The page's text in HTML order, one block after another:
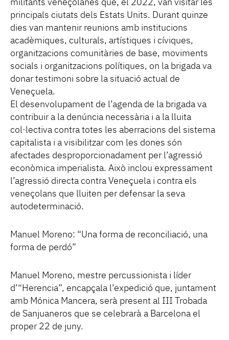
militants veneçolanes que, el 2022, van visitar les
principals ciutats dels Estats Units. Durant quinze
dies van mantenir reunions amb institucions
acadèmiques, culturals, artístiques i cíviques,
organitzacions comunitàries de base, moviments
socials i organitzacions polítiques, on la brigada va
donar testimoni sobre la situació actual de
Veneçuela.
El desenvolupament de l’agenda de la brigada va
contribuir a la denúncia necessària i a la lluita
col·lectiva contra totes les aberracions del sistema
capitalista i a visibilitzar com les dones són
afectades desproporcionadament per l’agressió
econòmica imperialista. Això inclou expressament
l’agressió directa contra Veneçuela i contra els
veneçolans que lluiten per defensar la seva
autodeterminació.
Manuel Moreno: “Una forma de reconciliació, una
forma de perdó”
Manuel Moreno, mestre percussionista i líder
d’“Herencia”, encapçala l’expedició que, juntament
amb Mónica Mancera, serà present al III Trobada
de Sanjuaneros que se celebrarà a Barcelona el
proper 22 de juny.